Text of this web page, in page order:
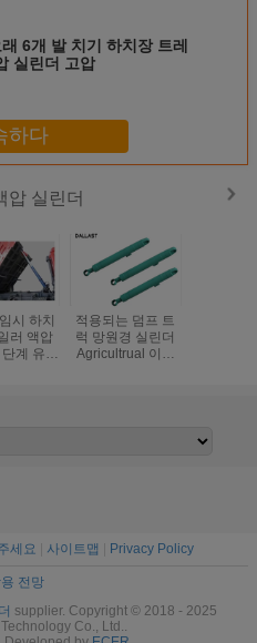
6개 발 치기 하치장 트레
실린더 고압
하다
압 실린더
시 하치
러 액압
계 유형
적용되는 덤프 트
럭 망원경 실린더
Agricultrual 이중
세요 사이트맵 Privacy Policy
전망
supplier. Copyright © 2018 - 2025
Co., Ltd..